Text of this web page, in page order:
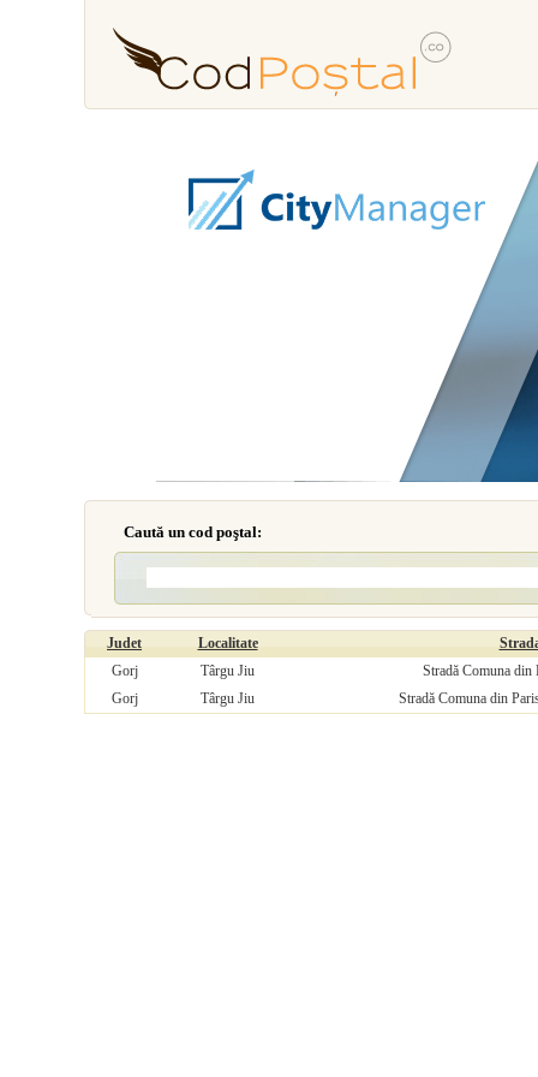
Caută un cod poştal:
Judet Localitate
Gorj
Târgu Jiu
Stradă Comuna
Gorj
Târgu Jiu Stradă Comuna din